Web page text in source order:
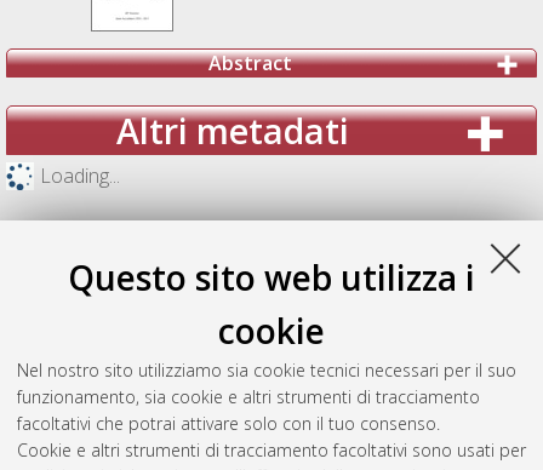
Questo sito web utilizza i
cookie
Nel nostro sito utilizziamo sia cookie tecnici necessari per il suo
funzionamento, sia cookie e altri strumenti di tracciamento
facoltativi che potrai attivare solo con il tuo consenso.
Cookie e altri strumenti di tracciamento facoltativi sono usati per
Abstract
Altri metadati
Loading...